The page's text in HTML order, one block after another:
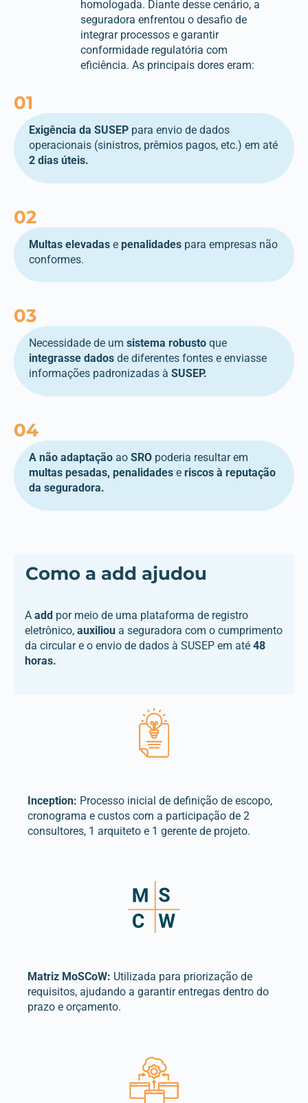
homologada. Diante desse cenário, a
seguradora enfrentou o desafio de
integrar processos e garantir
conformidade regulatória com
eficiência. As principais dores eram:
01
Exigência da SUSEP para envio de dados
operacionais (sinistros, prêmios pagos, etc.) em até
2 dias úteis.
02
Multas elevadas e penalidades para empresas não
conformes.
03
Necessidade de um sistema robusto que
integrasse dados de diferentes fontes e enviasse
informações padronizadas à SUSEP.
04
A não adaptação ao SRO poderia resultar em
multas pesadas, penalidades e riscos à reputação
da seguradora.
Como a add ajudou
A add por meio de uma plataforma de registro
eletrônico, auxiliou a seguradora com o cumprimento
da circular e o envio de dados à SUSEP em até 48
horas.
Inception: Processo inicial de definição de escopo,
cronograma e custos com a participação de 2
consultores, 1 arquiteto e 1 gerente de projeto.
Matriz MoSCoW: Utilizada para priorização de
requisitos, ajudando a garantir entregas dentro do
prazo e orçamento.